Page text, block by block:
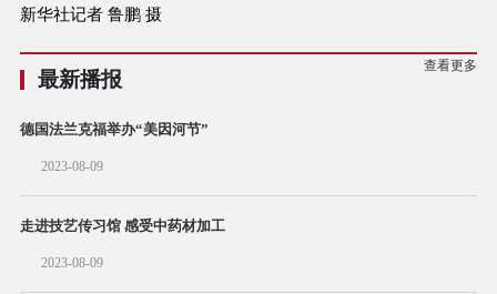
新华社记者 鲁鹏 摄
最新播报
查看更多
德国法兰克福举办“美因河节”
2023-08-09
走进技艺传习馆 感受中药材加工
2023-08-09